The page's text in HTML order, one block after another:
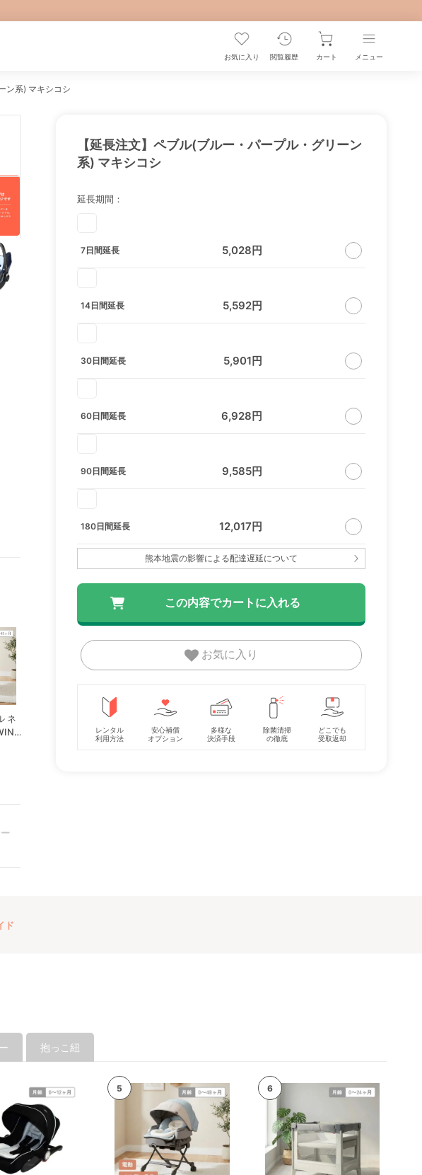
お気に入り 閲覧履歴 カート メニュー
ン系) マキシコシ
【延長注文】ペブル(ブルー・パープル・グリーン
系) マキシコシ
延長期間：
7日間延長 5,028円
14日間延長 5,592円
30日間延長 5,901円
60日間延長 6,928円
90日間延長 9,585円
180日間延長 12,017円
熊本地震の影響による配達遅延について
お気に入り
レンタル
利用方法
安心補償
オプション
多様な
決済手段
除菌清掃
の徹底
どこでも
受取返却
ネ
ココネル エアー AB
アップリカ(aprica) ミ
ニサイズ/コンパクト
ホワイトレーベル ネ
ムリラ AUTO SWING
BEDi おやすみドーム
コンパクトベッド ツ
ーオープン ヤマサキ
(Yamasaki) ミニサイ
ド
抱っこ紐